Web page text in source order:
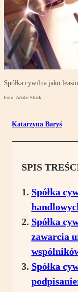
Spółka cywilna jako
Foto: Adobe Stock
Katarzyna Baryś
SPIS
Spółka
Spółka
zawarcia
Spółka